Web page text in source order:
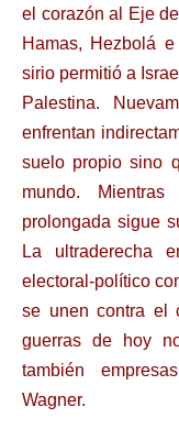
el corazón al Eje
Hamas, Hezbolá
sirio permitió a
Palestina.
enfrentan
suelo propio sino
mundo.
prolongada sigue
La ultraderecha
electoral-político
se unen contra el
guerras de hoy
también
Wagner.